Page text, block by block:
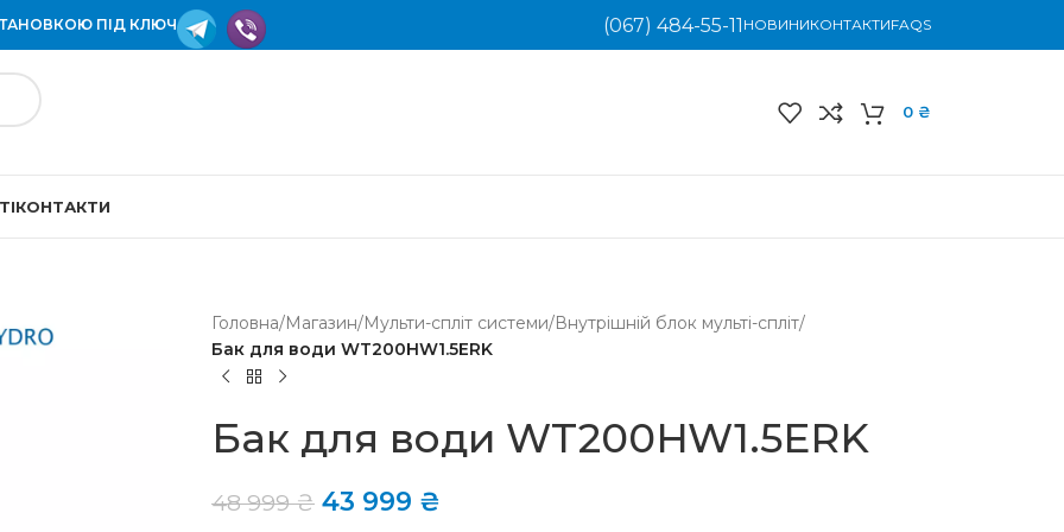
ПІД КЛЮЧ (067) 484-55-11 НОВИНИКОНТАКТИFAQS
0 ₴
КОНТАКТИ
Головна/Магазин/Мульти-спліт системи/Внутрішній блок мульті-спліт/
Бак для води WT200HW1.5ERK
Бак для води WT200HW1.5ERK
48 999₴ 43 999 ₴